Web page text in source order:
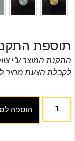
תוספת
התקנת המוצר ע"י
לקבלת הצעת מחיר
הוספה